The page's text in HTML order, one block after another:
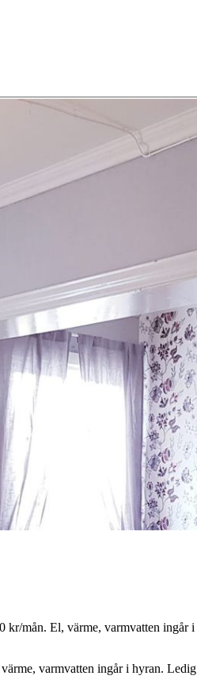
kr/mån. El, värme, varmvatten ingåri
värme, varmvatten ingåri hyran. Ledig